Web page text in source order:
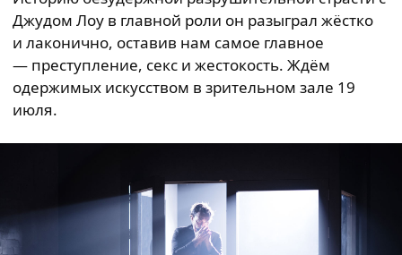
Джудом Лоу в главной роли он разыграл жёстко
и лаконично, оставив нам самое главное
— преступление, секс и жестокость. Ждём
одержимых искусством в зрительном зале 19
июля.